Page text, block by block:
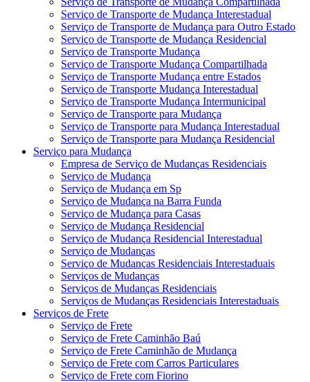
Serviço de Transporte de Mudança Interestadual
Serviço de Transporte de Mudança para Outro Estado
Serviço de Transporte de Mudança Residencial
Serviço de Transporte Mudança
Serviço de Transporte Mudança Compartilhada
Serviço de Transporte Mudança entre Estados
Serviço de Transporte Mudança Interestadual
Serviço de Transporte Mudança Intermunicipal
Serviço de Transporte para Mudança
Serviço de Transporte para Mudança Interestadual
Serviço de Transporte para Mudança Residencial
Serviço para Mudança
Empresa de Serviço de Mudanças Residenciais
Serviço de Mudança
Serviço de Mudança em Sp
Serviço de Mudança na Barra Funda
Serviço de Mudança para Casas
Serviço de Mudança Residencial
Serviço de Mudança Residencial Interestadual
Serviço de Mudanças
Serviço de Mudanças Residenciais Interestaduais
Serviços de Mudanças
Serviços de Mudanças Residenciais
Serviços de Mudanças Residenciais Interestaduais
Serviços de Frete
Serviço de Frete
Serviço de Frete Caminhão Baú
Serviço de Frete Caminhão de Mudança
Serviço de Frete com Carros Particulares
Serviço de Frete com Fiorino